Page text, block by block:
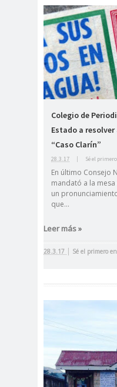
#Destacado
#Noticias
#Destacado
#Eleccion
es
024
#FalloJudic
ial
#Géner
#Importante
#Asamblea
Delito
#noticia
s
Colegio de
Estado a
“Caso Clarín”
28.3.17 | Sé el
En último Consejo
mandató a la
un
que...
Leer más »
28.3.17 | Sé el primero